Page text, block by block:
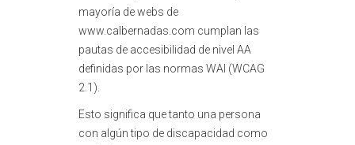
mayoría de webs de
www.calbernadas.com cumplan las
pautas de accesibilidad de nivel AA
definidas por las normas WAI (WCAG
2.1).
Esto significa que tanto una persona
con algún tipo de discapacidad como